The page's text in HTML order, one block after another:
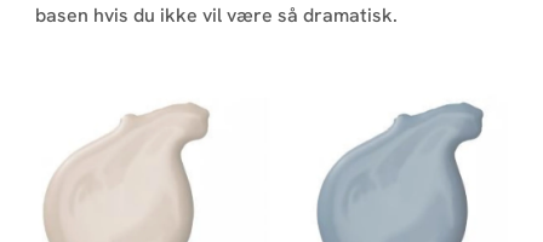
basen hvis du ikke vil være så dramatisk.